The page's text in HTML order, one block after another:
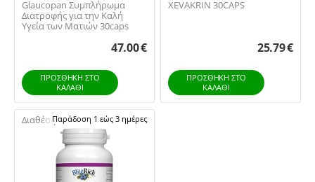
Glaucopan Συμπλήρωμα
Διατροφής για την Καλή
Υγεία των Ματιών 30caps
47.00€
ΠΡΟΣΘΉΚΗ ΣΤΟ
ΚΑΛΆΘΙ
XEVAKRIN 30CAPS
25.79€
ΠΡΟΣΘΉΚΗ ΣΤΟ
ΚΑΛΆΘΙ
Διαθέσιμο:Παράδοση 1 εώς 3 ημέρες